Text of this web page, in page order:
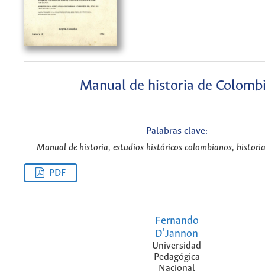
Manual de historia de
Palabras clave:
Manual de historia, estudios históricos colombianos,
PDF
Fernando
D'Jannon
Universidad
Pedagógica
Nacional